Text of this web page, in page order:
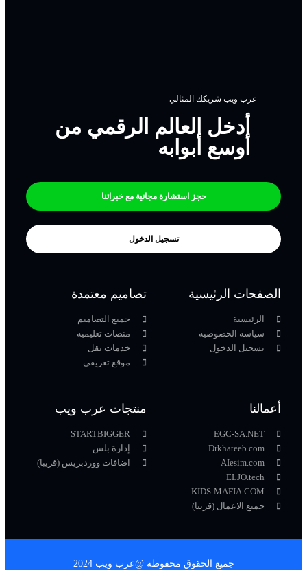
عرب ويب شريكك المثالي
أدخل العالم الرقمي من
أوسع أبوابه
حجز استشارة مجانية مع خبرائنا
تسجيل الدخول
الصفحات الرئيسية
الرئيسية
سياسة الخصوصية
تسجيل الدخول
تصاميم معتمدة
جميع التصاميم
منصات تعليمية
خدمات نقل
موقع تعريفي
أعمالنا
EGC-SA.NET
Drkhateeb.com
AIesim.com
ELJO.tech
KIDS-MAFIA.COM
جميع الاعمال (قريبا)
منتجات عرب ويب
STARTBIGGER
إدارة بلس
اضافات ووردبريس (قريبا)
جميع الحقوق محفوظة @عرب ويب 2024